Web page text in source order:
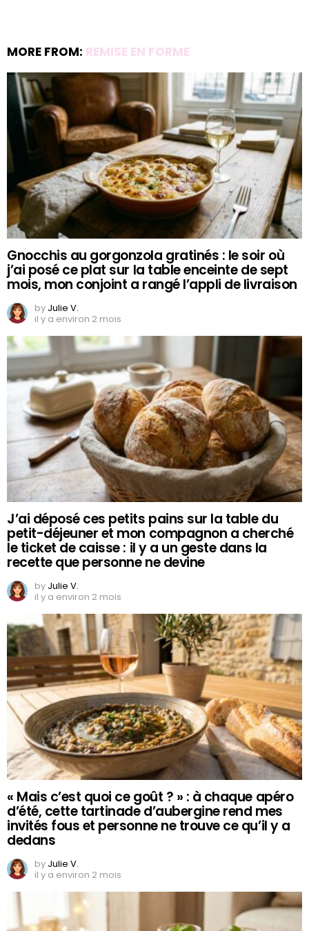
MORE FROM: REMISE EN FORME
Gnocchis au gorgonzola gratinés : le soir où
j’ai posé ce plat sur la table enceinte de sept
mois, mon conjoint a rangé l’appli de livraison
by Julie V.
il y a environ 2 mois
J’ai déposé ces petits pains sur la table du
petit-déjeuner et mon compagnon a cherché
le ticket de caisse : il y a un geste dans la
recette que personne ne devine
by Julie V.
il y a environ 2 mois
« Mais c’est quoi ce goût ? » : à chaque apéro
d’été, cette tartinade d’aubergine rend mes
invités fous et personne ne trouve ce qu’il y a
dedans
by Julie V.
il y a environ 2 mois